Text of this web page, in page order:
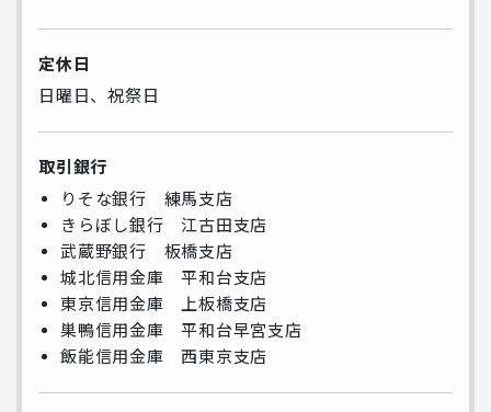
定休日
日曜日、祝祭日
取引銀行
りそな銀行 練馬支店
きらぼし銀行 江古田支店
武蔵野銀行 板橋支店
城北信用金庫 平和台支店
東京信用金庫 上板橋支店
巣鴨信用金庫 平和台早宮支店
飯能信用金庫 西東京支店